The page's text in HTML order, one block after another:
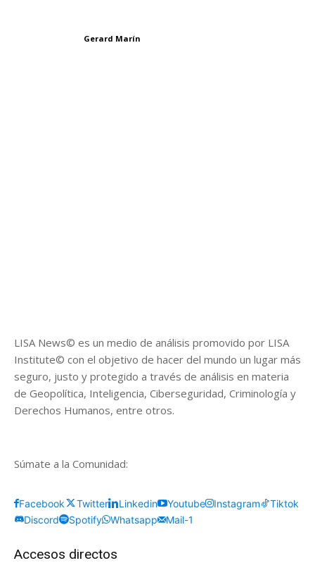
Gerard Marín
LISA News© es un medio de análisis promovido por LISA
Institute© con el objetivo de hacer del mundo un lugar más
seguro, justo y protegido a través de análisis en materia
de Geopolítica, Inteligencia, Ciberseguridad, Criminología y
Derechos Humanos, entre otros.
Súmate a la Comunidad:
Facebook Twitter Linkedin Youtube Instagram
Tiktok
Discord
Spotify Whatsapp Mail-1
Accesos directos